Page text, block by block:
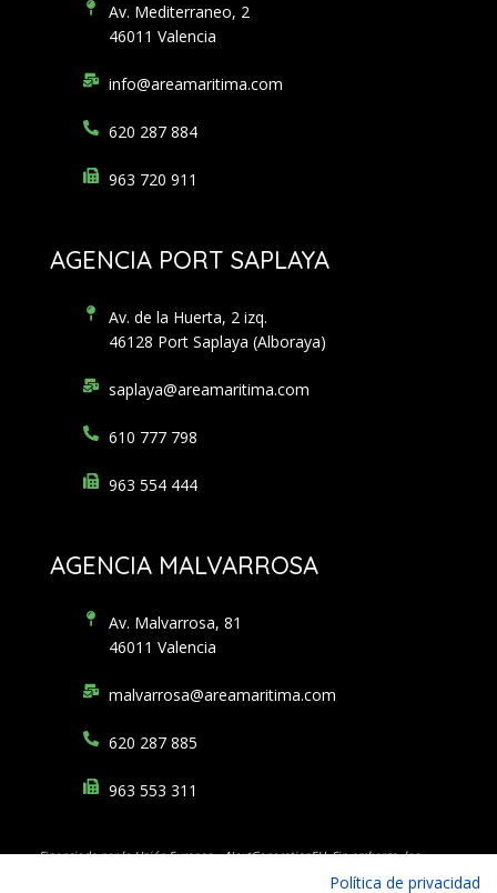
Av. Mediterraneo, 2
46011 Valencia
info@areamaritima.com
620 287 884
963 720 911
AGENCIA PORT SAPLAYA
Av. de la Huerta, 2 izq.
46128 Port Saplaya (Alboraya)
saplaya@areamaritima.com
610 777 798
963 554 444
AGENCIA MALVARROSA
Av. Malvarrosa, 81
46011 Valencia
malvarrosa@areamaritima.com
620 287 885
963 553 311
Financiado por la Unión Europea – NextGenerationEU. Sin embargo, los
necesariamente los de la Unión Europea o la Comisión
Política de privacidad